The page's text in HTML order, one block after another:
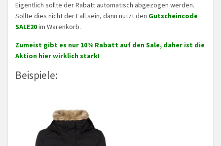
Eigentlich sollte der Rabatt automatisch abgezogen werden.
Sollte dies nicht der Fall sein, dann nutzt den Gutscheincode
SALE20im Warenkorb.
Zumeist gibt es nur 10% Rabatt auf den Sale, daher ist die
Aktion hier wirklich stark!
Beispiele: